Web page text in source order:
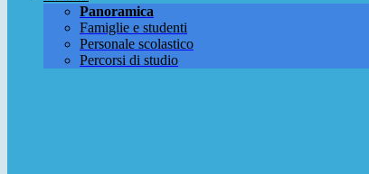
Panoramica
Famiglie e studenti
Personale scolastico
Percorsi di studio